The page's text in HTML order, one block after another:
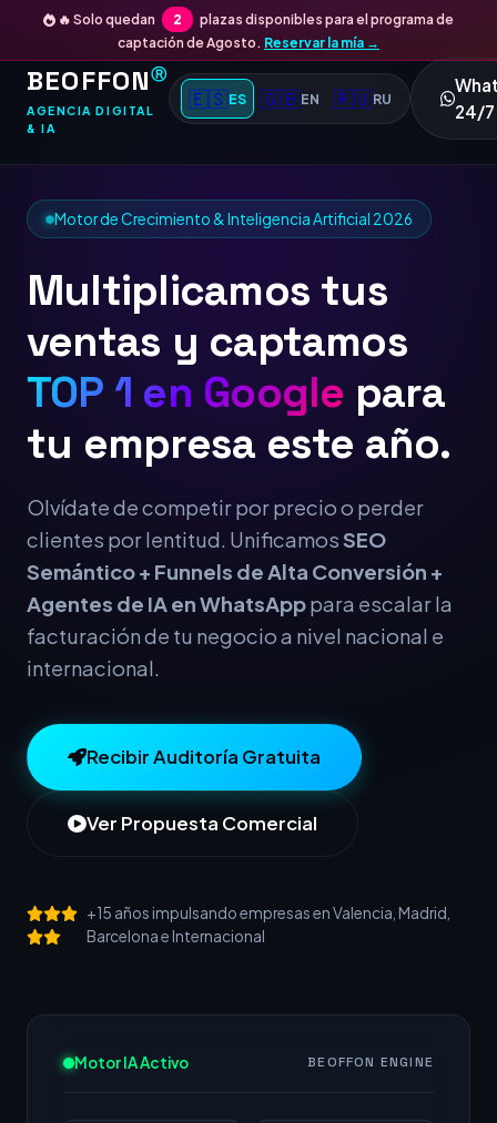
🔥 Solo quedan 2
plazas disponibles para el programa de
captación de Agosto. Reservar la mía →
BEOFFONⓇ
AGENCIA DIGITAL
& IA
🇪🇸ES 🇬🇧EN 🇷🇺RU
24/7
Motor de Crecimiento & Inteligencia Artificial 2026
Multiplicamos tus
ventas y captamos
para tu empresa este
año.
Olvídate de competir por precio o perder
clientes por lentitud. UnificamosSEO
Semántico + Funnels de Alta Conversión +
Agentes de IA en WhatsApppara escalar la
facturación de tu negocio a nivel nacional e
internacional.
Recibir Auditoría Gratuita
Ver Propuesta Comercial
+15 años impulsando empresas en Valencia, Madrid,
Barcelona e Internacional
Motor IA Activo BEOFFON ENGINE